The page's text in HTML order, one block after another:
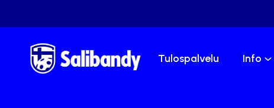
Tulospalvelu Info